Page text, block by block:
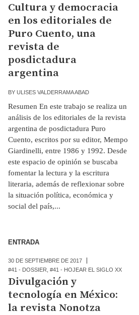
Cultura y democracia
en los editoriales de
Puro Cuento, una
revista de
posdictadura
argentina
BYULISES VALDERRAMA ABAD
Resumen En este trabajo se realiza un
análisis de los editoriales de la revista
argentina de posdictadura Puro
Cuento, escritos por su editor, Mempo
Giardinelli, entre 1986 y 1992. Desde
este espacio de opinión se buscaba
fomentar la lectura y la escritura
literaria, además de reflexionar sobre
la situación política, económica y
social del país,...
ENTRADA
30 DE SEPTIEMBRE DE 2017
#41 - DOSSIER ,#41 - HOJEAR EL SIGLO XX
Divulgación y
tecnología en México:
la revista Nonotza